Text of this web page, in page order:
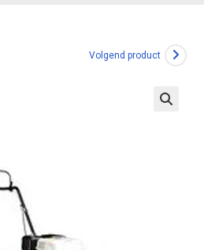
Volgend product